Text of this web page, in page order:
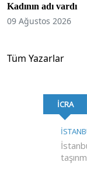
Kadının adı vardı
09 Ağustos 2026
Tüm Yazarlar